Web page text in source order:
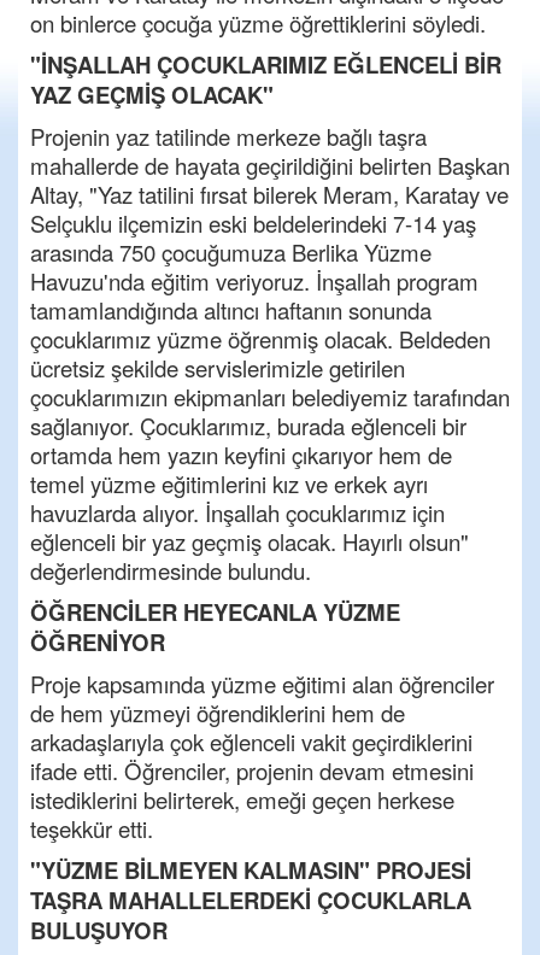
on binlerce çocuğa yüzme öğrettiklerini söyledi.
"İNŞALLAH ÇOCUKLARIMIZ EĞLENCELİ BİR
YAZ GEÇMİŞ OLACAK"
Projenin yaz tatilinde merkeze bağlı taşra
mahallerde de hayata geçirildiğini belirten Başkan
Altay, "Yaz tatilini fırsat bilerek Meram, Karatay ve
Selçuklu ilçemizin eski beldelerindeki 7-14 yaş
arasında 750 çocuğumuza Berlika Yüzme
Havuzu'nda eğitim veriyoruz. İnşallah program
tamamlandığında altıncı haftanın sonunda
çocuklarımız yüzme öğrenmiş olacak. Beldeden
ücretsiz şekilde servislerimizle getirilen
çocuklarımızın ekipmanları belediyemiz tarafından
sağlanıyor. Çocuklarımız, burada eğlenceli bir
ortamda hem yazın keyfini çıkarıyor hem de
temel yüzme eğitimlerini kız ve erkek ayrı
havuzlarda alıyor. İnşallah çocuklarımız için
eğlenceli bir yaz geçmiş olacak. Hayırlı olsun"
değerlendirmesinde bulundu.
ÖĞRENCİLER HEYECANLA YÜZME
ÖĞRENİYOR
Proje kapsamında yüzme eğitimi alan öğrenciler
de hem yüzmeyi öğrendiklerini hem de
arkadaşlarıyla çok eğlenceli vakit geçirdiklerini
ifade etti. Öğrenciler, projenin devam etmesini
istediklerini belirterek, emeği geçen herkese
teşekkür etti.
"YÜZME BİLMEYEN KALMASIN" PROJESİ
TAŞRA MAHALLELERDEKİ ÇOCUKLARLA
BULUŞUYOR